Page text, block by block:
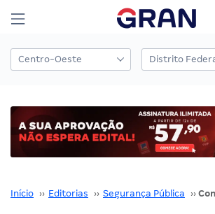
Início ›› Editorias ›› Segurança Pública ››